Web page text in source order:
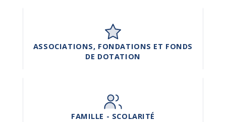
ASSOCIATIONS, FONDATIONS ET FONDS
DE DOTATION
FAMILLE - SCOLARITÉ